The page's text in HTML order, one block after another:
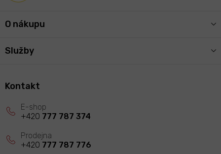
O nákupu
Služby
Kontakt
+420 777 787 374
+420 777 787 776